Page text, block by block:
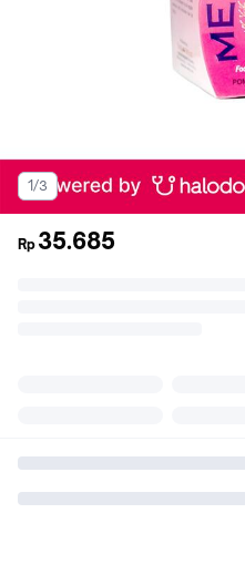
1/3
Rp 35.685